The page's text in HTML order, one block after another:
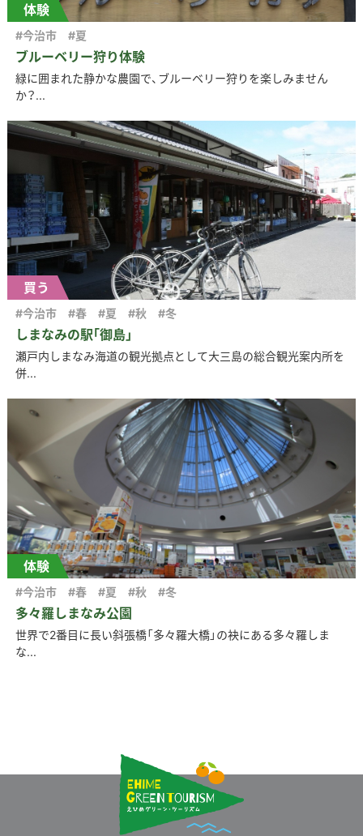
体験
ブルーベリー狩り体験
#今治市 #夏
緑に囲まれた静かな農園で、ブルーベリー狩りを楽しみません
か？...
買う
しまなみの駅｢御島」
#今治市 #春 #夏 #秋 #冬
瀬戸内しまなみ海道の観光拠点として大三島の総合観光案内所を
併...
体験
多々羅しまなみ公園
#今治市 #春 #夏 #秋 #冬
世界で2番目に長い斜張橋「多々羅大橋」の袂にある多々羅しま
な...